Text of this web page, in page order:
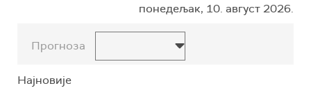
понедељак, 10. август 2026.
Прогноза
Најновије